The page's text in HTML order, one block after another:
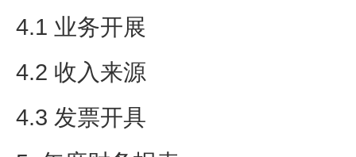
4.1 业务开展
4.2 收入来源
4.3 发票开具